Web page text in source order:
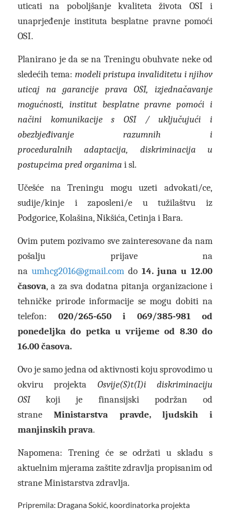
uticati na poboljšanje kvaliteta života OSI i
unaprjeđenje instituta besplatne pravne pomoći
OSI.
Planirano je da se na Treningu obuhvate neke od
sledećih tema: modeli pristupa invaliditetu i njihov
uticaj na garancije prava OSI, izjednačavanje
mogućnosti, institut besplatne pravne pomoći i
načini komunikacije s OSI /
uključujući i
obezbjeđivanje razumnih i
proceduralnihadaptacija, diskriminacija u
postupcima pred organima i sl.
Učešće na Treningu mogu uzeti advokati/ce,
sudije/kinje i zaposleni/e u tužilaštvu iz
Podgorice, Kolašina, Nikšića, Cetinja i Bara.
Ovim putem pozivamo sve zainteresovane da nam
pošalju prijave na
na umhcg2016@gmail.comdo 14. juna u 12.00
časova, a za sva dodatna pitanja organizacione i
tehničke prirode informacije se mogu dobiti na
telefon: 020/265-650 i 069/385-981 od
ponedeljka do petka u vrijeme od 8.30 do
16.00 časova.
Ovo je samo jedna od aktivnosti koju sprovodimo u
okviru projekta Osvije(S)t(I)i diskriminaciju
OSIkoji je finansijski podržan od
strane Ministarstva pravde, ljudskih i
manjinskih prava.
Napomena: Trening će se održati u skladu s
aktuelnim mjerama zaštite zdravlja propisanim od
strane Ministarstva zdravlja.
Pripremila: Dragana Sokić, koordinatorka projekta